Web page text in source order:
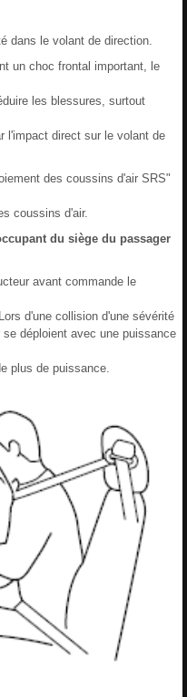
dans le volant de direction.
un choc frontal important, le
les blessures, surtout
l'impact direct sur le volant de
des coussins d'air SRS"
coussins d'air.
du siège du passager
avant commande le
d'une collision d'une sévérité
déploient avec une puissance
plus de puissance.